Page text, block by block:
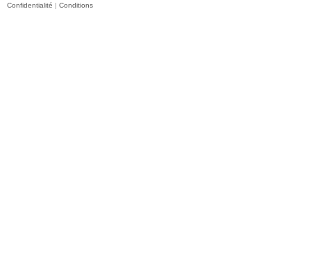
Confidentialité | Conditions